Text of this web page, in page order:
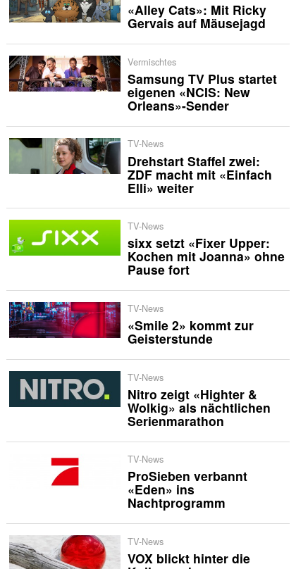
«Alley Cats»: Mit Ricky
Gervais auf Mäusejagd
Vermischtes
Samsung TV Plus startet
eigenen «NCIS: New
Orleans»-Sender
TV-News
Drehstart Staffel zwei:
ZDF macht mit «Einfach
Elli» weiter
TV-News
sixx setzt «Fixer Upper:
Kochen mit Joanna» ohne
Pause fort
TV-News
«Smile 2» kommt zur
Geisterstunde
TV-News
Nitro zeigt «Highter &
Wolkig» als nächtlichen
Serienmarathon
TV-News
ProSieben verbannt
«Eden» ins
Nachtprogramm
TV-News
VOX blickt hinter die